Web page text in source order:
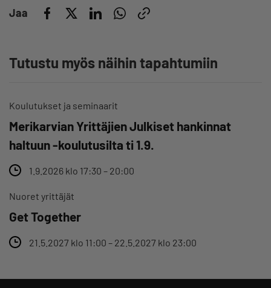
Jaa
Tutustu myös näihin tapahtumiin
Koulutukset ja seminaarit
Merikarvian Yrittäjien Julkiset hankinnat
haltuun -koulutusilta ti 1.9.
1.9.2026 klo 17:30 – 20:00
Nuoret yrittäjät
Get Together
21.5.2027 klo 11:00 – 22.5.2027 klo 23:00